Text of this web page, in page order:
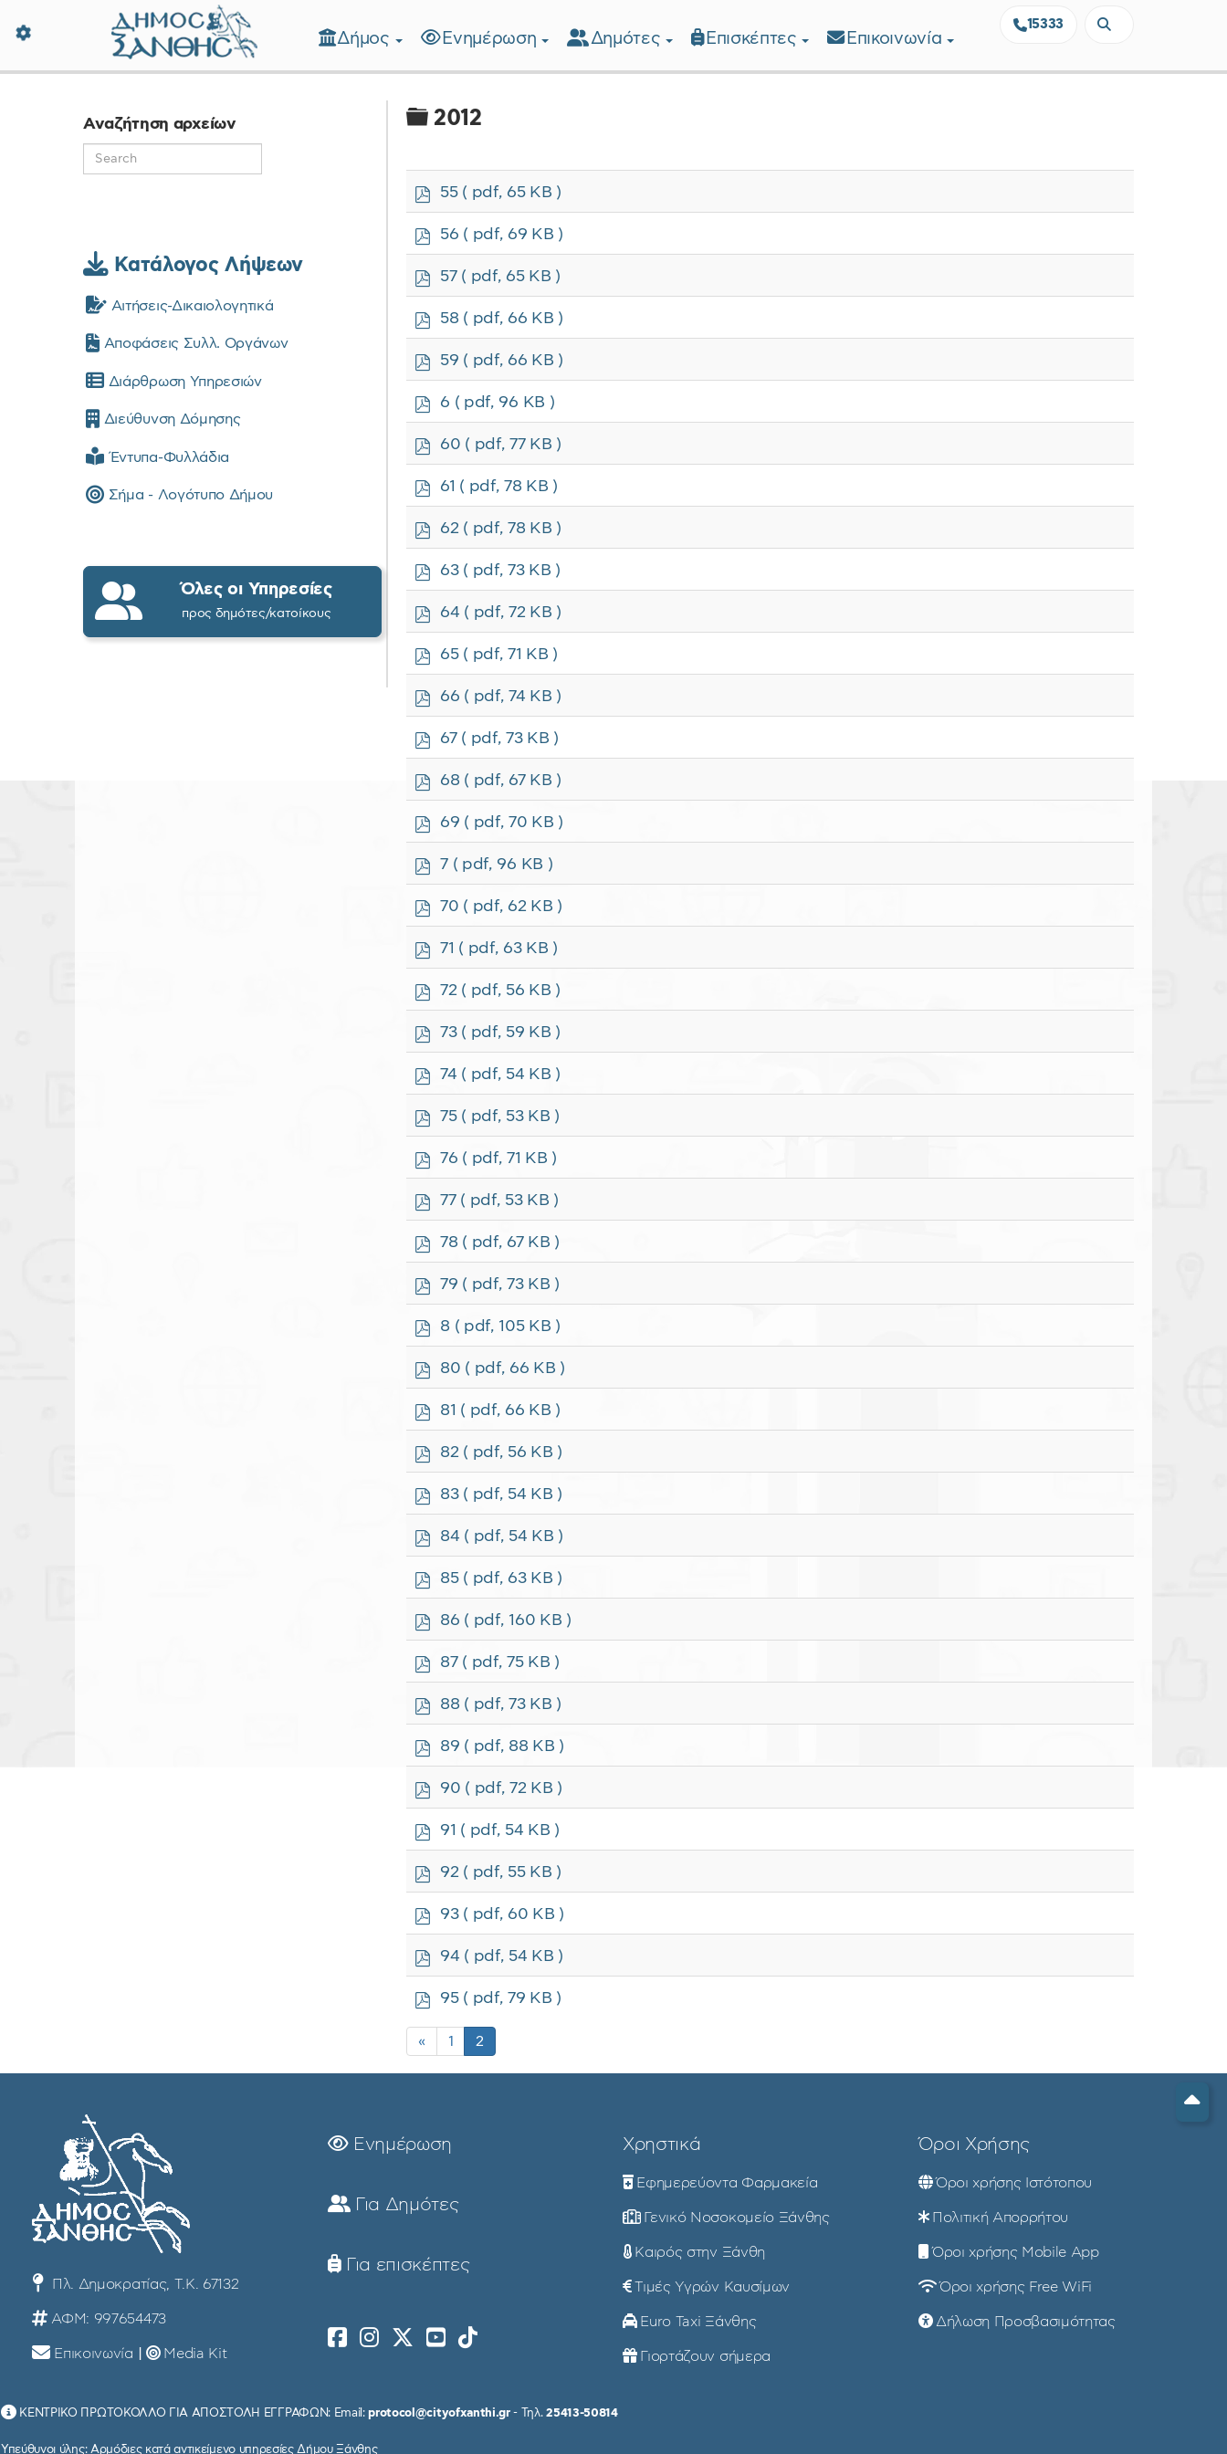
Δήμος Ξάνθης - Επίσημη Ιστοσελίδα
15333
Δήμος Ενημέρωση Δημότες Επισκέπτες Επικοινωνία
Φάκελος
2012
p
55 ( pdf, 65 KB )
p
56 ( pdf, 69 KB )
p
57 ( pdf, 65 KB )
p
58 ( pdf, 66 KB )
p
59 ( pdf, 66 KB )
p
6 ( pdf, 96 KB )
p
60 ( pdf, 77 KB )
p
61 ( pdf, 78 KB )
p
62 ( pdf, 78 KB )
p
63 ( pdf, 73 KB )
p
64 ( pdf, 72 KB )
p
65 ( pdf, 71 KB )
p
66 ( pdf, 74 KB )
p
67 ( pdf, 73 KB )
p
68 ( pdf, 67 KB )
p
f
69 ( pdf, 70 KB )
p
f
7 ( pdf, 96 KB )
p
f
70 ( pdf, 62 KB )
p
f
71 ( pdf, 63 KB )
p
f
72 ( pdf, 56 KB )
p
f
73 ( pdf, 59 KB )
p
f
74 ( pdf, 54 KB )
p
f
75 ( pdf, 53 KB )
p
f
76 ( pdf, 71 KB )
p
f
77 ( pdf, 53 KB )
p
f
78 ( pdf, 67 KB )
p
79 ( pdf, 73 KB )
p
8 ( pdf, 105 KB )
p
80 ( pdf, 66 KB )
p
81 ( pdf, 66 KB )
p
82 ( pdf, 56 KB )
p
83 ( pdf, 54 KB )
p
84 ( pdf, 54 KB )
p
85 ( pdf, 63 KB )
p
86 ( pdf, 160 KB )
p
87 ( pdf, 75 KB )
p
88 ( pdf, 73 KB )
p
89 ( pdf, 88 KB )
p
90 ( pdf, 72 KB )
p
91 ( pdf, 54 KB )
p
92 ( pdf, 55 KB )
p
93 ( pdf, 60 KB )
p
94 ( pdf, 54 KB )
p
f
95 ( pdf, 79 KB )
« 1 2
Αναζήτηση αρχείων
Κατάλογος Λήψεων
Αιτήσεις-Δικαιολογητικά
Αποφάσεις Συλλ. Οργάνων
Διάρθρωση Υπηρεσιών
Διεύθυνση Δόμησης
Έντυπα-Φυλλάδια
Σήμα - Λογότυπο Δήμου
Όλες οι Υπηρεσίες
προς δημότες/κατοίκους
Πλ. Δημοκρατίας, Τ.Κ. 67132
ΑΦΜ: 997654473
Επικοινωνία Media Kit
Ενημέρωση
Για Δημότες
Για επισκέπτες
Χρηστικά
Εφημερεύοντα Φαρμακεία
Γενικό Νοσοκομείο Ξάνθης
Καιρός στην Ξάνθη
Τιμές Υγρών Καυσίμων
Euro Taxi Ξάνθης
Γιορτάζουν σήμερα
Όροι Χρήσης
Όροι χρήσης Ιστότοπου
Πολιτική Απορρήτου
Όροι χρήσης Mobile App
Όροι χρήσης Free WiFi
Δήλωση Προσβασιμότητας
ΚΕΝΤΡΙΚΟ ΠΡΩΤΟΚΟΛΛΟ ΓΙΑ ΑΠΟΣΤΟΛΗ ΕΓΓΡΑΦΩΝ: Email:protocol@cityofxanthi.gr- Τηλ.25413-50814
Υπεύθυνοι ύλης: Αρμόδιες κατά αντικείμενο υπηρεσίες Δήμου Ξάνθης